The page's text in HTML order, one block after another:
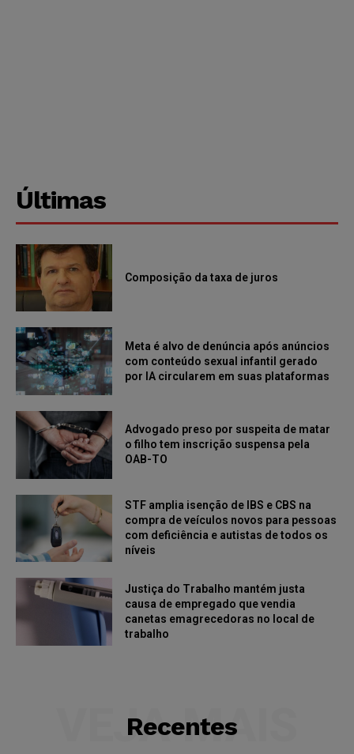
Últimas
Composição da taxa de juros
Meta é alvo de denúncia após anúncios
com conteúdo sexual infantil gerado
por IA circularem em suas plataformas
Advogado preso por suspeita de matar
o filho tem inscrição suspensa pela
OAB-TO
STF amplia isenção de IBS e CBS na
compra de veículos novos para pessoas
com deficiência e autistas de todos os
níveis
Justiça do Trabalho mantém justa
causa de empregado que vendia
canetas emagrecedoras no local de
trabalho
Recentes
VEJA MAIS